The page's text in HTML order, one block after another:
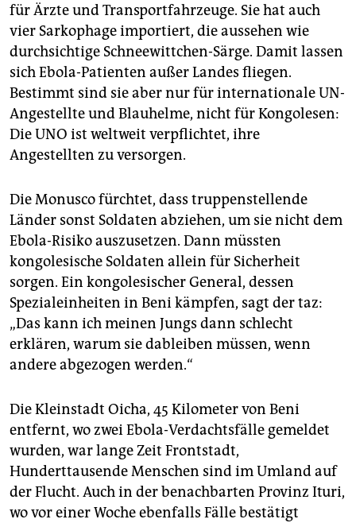
für Ärzte und Transportfahrzeuge. Sie hat auch
vier Sarkophage importiert, die aussehen wie
durchsichtige Schneewittchen-Särge. Damit lassen
sich Ebola-Patienten außer Landes fliegen.
Bestimmt sind sie aber nur für internationale UN-
Angestellte und Blauhelme, nicht für Kongolesen:
Die UNO ist weltweit verpflichtet, ihre
Angestellten zu versorgen.
Die Monusco fürchtet, dass truppenstellende
Länder sonst Soldaten abziehen, um sie nicht dem
Ebola-Risiko auszusetzen. Dann müssten
kongolesische Soldaten allein für Sicherheit
sorgen. Ein kongolesischer General, dessen
Spezialeinheiten in Beni kämpfen, sagt der taz:
„Das kann ich meinen Jungs dann schlecht
erklären, warum sie dableiben müssen, wenn
andere abgezogen werden.“
Die Kleinstadt Oicha, 45 Kilometer von Beni
entfernt, wo zwei Ebola-Verdachtsfälle gemeldet
wurden, war lange Zeit Frontstadt,
Hunderttausende Menschen sind im Umland auf
der Flucht. Auch in der benachbarten Provinz Ituri,
wo vor einer Woche ebenfalls Fälle bestätigt